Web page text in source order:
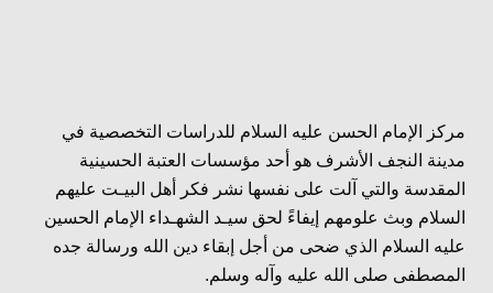
مركز الإمام الحسن عليه السلام للدراسات التخصصية في
مدينة النجف الأشرف هو أحد مؤسسات العتبة الحسينية
المقدسة والتي آلت على نفسها نشر فكر أهل البيـت عليهم
السلام وبث علومهم إيفاءً لحق سيـد الشهـداء الإمام الحسين
عليه السلام الذي ضحى من أجل إبقاء دين الله ورسالة جده
المصطفى صلى الله عليه وآله وسلم.